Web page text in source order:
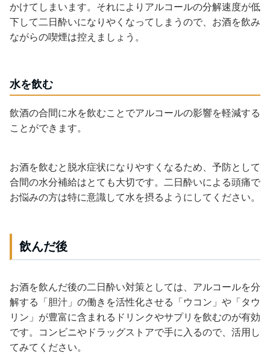
かけてしまいます。それによりアルコールの分解速度が低
下して二日酔いになりやくなってしまうので、お酒を飲み
ながらの喫煙は控えましょう。
水を飲む
飲酒の合間に水を飲むことでアルコールの影響を軽減する
ことができます。
お酒を飲むと脱水症状になりやすくなるため、予防として
合間の水分補給はとても大切です。二日酔いによる頭痛で
お悩みの方は特に意識して水を摂るようにしてください。
飲んだ後
お酒を飲んだ後の二日酔い対策としては、アルコールを分
解する「胆汁」の働きを活性化させる「ウコン」や「タウ
リン」が豊富に含まれるドリンクやサプリを飲むのが有効
です。コンビニやドラッグストアで手に入るので、活用し
てみてください。